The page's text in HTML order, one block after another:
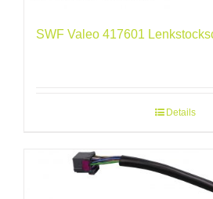
SWF Valeo 417601
Details